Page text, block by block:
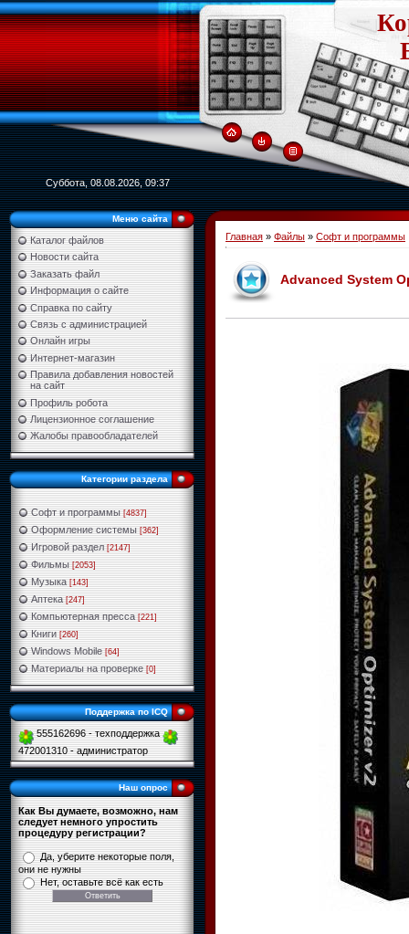
Суббота, 08.08.2026, 09:37
Меню сайта
Каталог файлов
Новости сайта
Заказать файл
Информация о сайте
Справка по сайту
Связь с администрацией
Онлайн игры
Интернет-магазин
Правила добавления новостей
на сайт
Профиль робота
Лицензионное соглашение
Жалобы правообладателей
Категории раздела
Софт и программы [4837]
Оформление системы [362]
Игровой раздел [2147]
Фильмы [2053]
Музыка [143]
Аптека [247]
Компьютерная пресса [221]
Книги [260]
Windows Mobile [64]
Материалы на проверке [0]
Поддержка по ICQ
555162696 - техподдержка
472001310 - администратор
Наш опрос
Как Вы думаете, возможно, нам
следует немного упростить
процедуру регистрации?
Да, уберите некоторые поля,
они не нужны
Нет, оставьте всё как есть
Главная » Файлы » Софт и программы
Advanced System